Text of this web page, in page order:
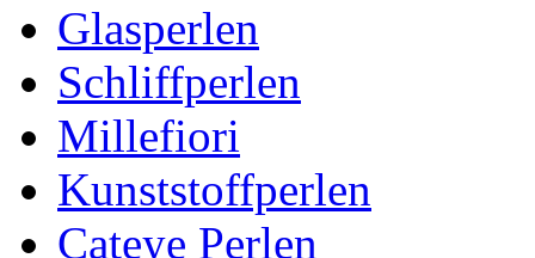
Glasperlen
Schliffperlen
Millefiori
Kunststoffperlen
Cateye Perlen